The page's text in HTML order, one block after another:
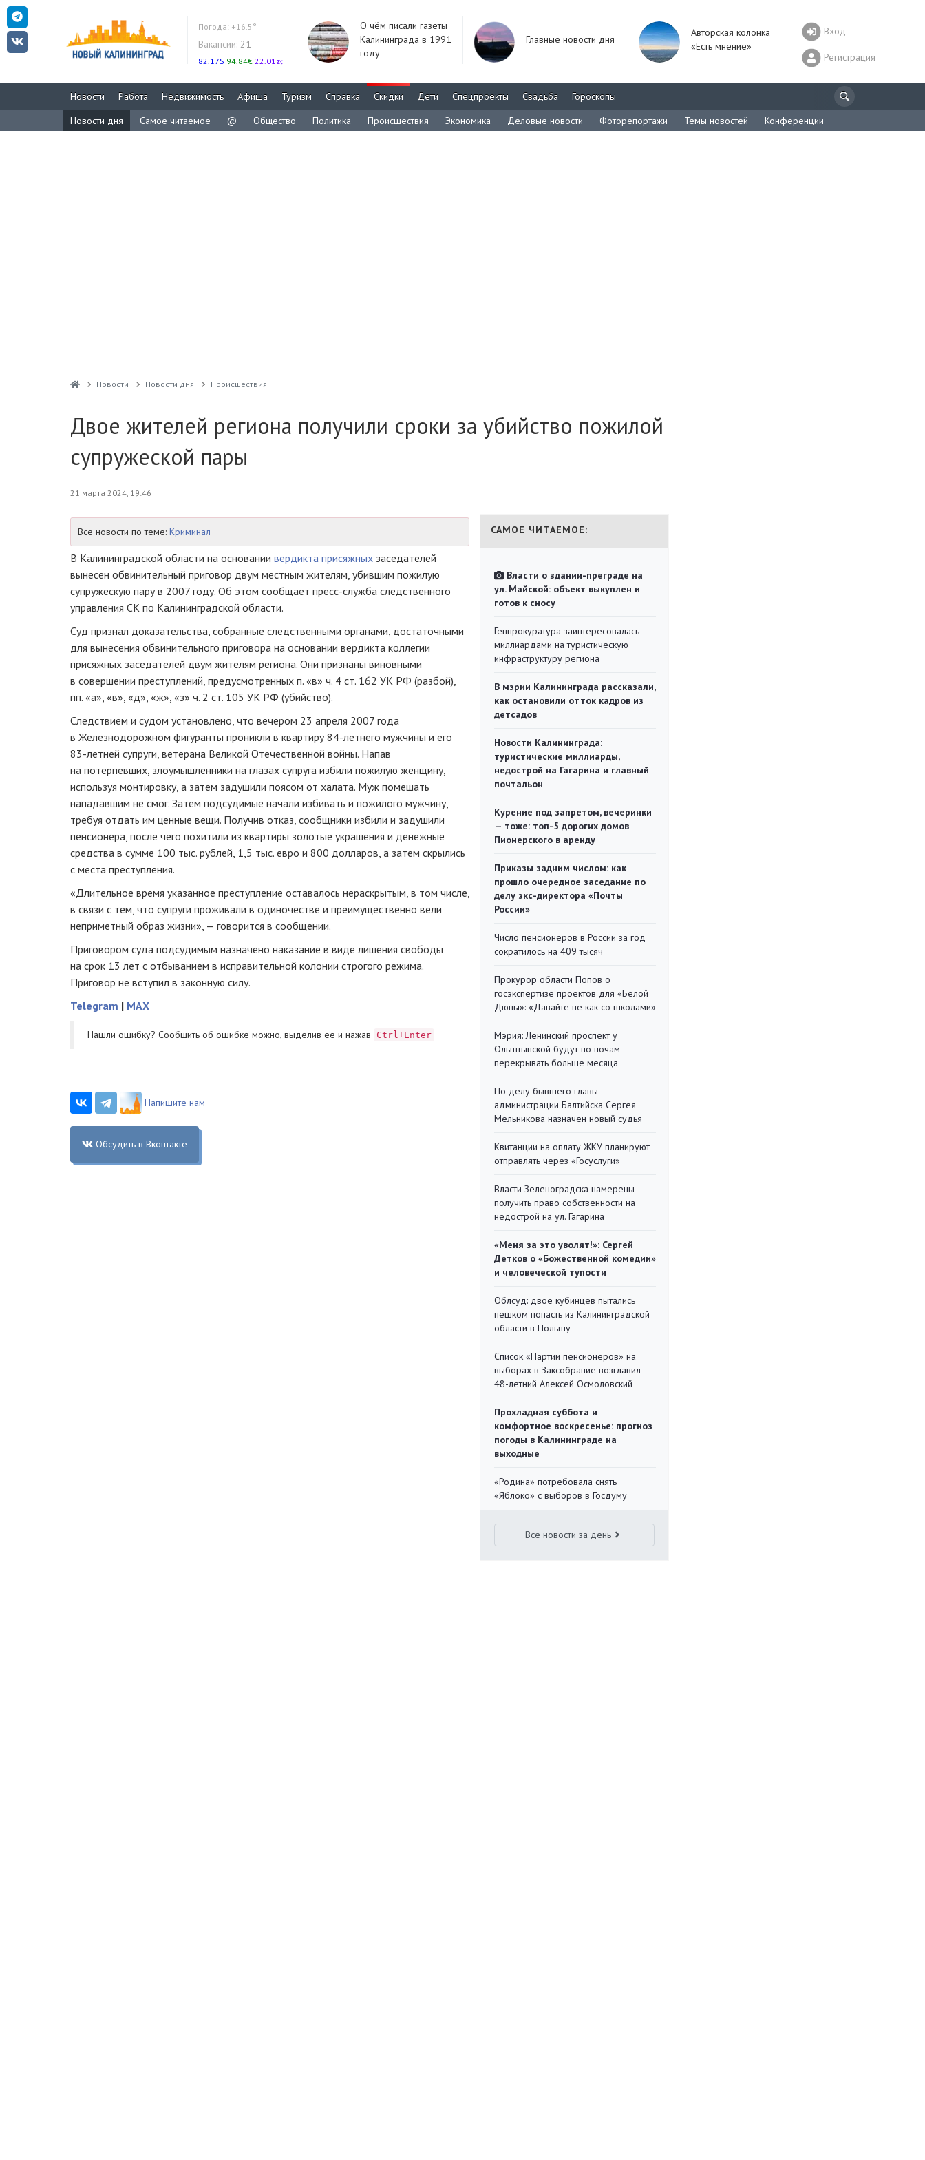
Погода: +16.5°
Вакансии: 21
82.17$ 94.84€ 22.01zł
О чём писали газеты
Калининграда в 1991
году
Главные новости дня
Авторская колонка
«Есть мнение»
Вход
Регистрация
Новости Работа Недвижимость Афиша Туризм Справка Скидки Дети Спецпроекты Свадьба
Гороскопы
Новости дня
Самое читаемое @ Общество Политика Происшествия Экономика Деловые новости Фоторепортажи Темы новостей Конференции
Новости Новости дня Проиcшествия
Двое жителей региона получили сроки за убийство пожилой
супружеской пары
21 марта 2024, 19:46
Все новости по теме: Криминал
В Калининградской области на основании вердикта присяжных заседателей
вынесен обвинительный приговор двум местным жителям, убившим пожилую
супружескую пару в 2007 году. Об этом сообщает пресс-служба следственного
управления СК по Калининградской области.
Суд признал доказательства, собранные следственными органами, достаточными
для вынесения обвинительного приговора на основании вердикта коллегии
присяжных заседателей двум жителям региона. Они признаны виновными
в совершении преступлений, предусмотренных п. «в» ч. 4 ст. 162 УК РФ (разбой),
пп. «а», «в», «д», «ж», «з» ч. 2 ст. 105 УК РФ (убийство).
Следствием и судом установлено, что вечером 23 апреля 2007 года
в Железнодорожном фигуранты проникли в квартиру 84-летнего мужчины и его
83-летней супруги, ветерана Великой Отечественной войны. Напав
на потерпевших, злоумышленники на глазах супруга избили пожилую женщину,
используя монтировку, а затем задушили поясом от халата. Муж помешать
нападавшим не смог. Затем подсудимые начали избивать и пожилого мужчину,
требуя отдать им ценные вещи. Получив отказ, сообщники избили и задушили
пенсионера, после чего похитили из квартиры золотые украшения и денежные
средства в сумме 100 тыс. рублей, 1,5 тыс. евро и 800 долларов, а затем скрылись
с места преступления.
«Длительное время указанное преступление оставалось нераскрытым, в том числе,
в связи с тем, что супруги проживали в одиночестве и преимущественно вели
неприметный образ жизни», — говорится в сообщении.
Приговором суда подсудимым назначено наказание в виде лишения свободы
на срок 13 лет с отбыванием в исправительной колонии строгого режима.
Приговор не вступил в законную силу.
Telegram | MAX
Нашли ошибку? Cообщить об ошибке можно, выделив ее и нажав Ctrl+Enter
Напишите нам
Обсудить в Вконтакте
САМОЕ ЧИТАЕМОЕ:
Власти о здании-преграде на
ул. Майской: объект выкуплен и
готов к сносу
Генпрокуратура заинтересовалась
миллиардами на туристическую
инфраструктуру региона
В мэрии Калининграда рассказали,
как остановили отток кадров из
детсадов
Новости Калининграда:
туристические миллиарды,
недострой на Гагарина и главный
почтальон
Курение под запретом, вечеринки
— тоже: топ-5 дорогих домов
Пионерского в аренду
Приказы задним числом: как
прошло очередное заседание по
делу экс-директора «Почты
России»
Число пенсионеров в России за год
сократилось на 409 тысяч
Прокурор области Попов о
госэкспертизе проектов для «Белой
Дюны»: «Давайте не как со школами»
Мэрия: Ленинский проспект у
Ольштынской будут по ночам
перекрывать больше месяца
По делу бывшего главы
администрации Балтийска Сергея
Мельникова назначен новый судья
Квитанции на оплату ЖКУ планируют
отправлять через «Госуслуги»
Власти Зеленоградска намерены
получить право собственности на
недострой на ул. Гагарина
«Меня за это уволят!»: Сергей
Детков о «Божественной комедии»
и человеческой тупости
Облсуд: двое кубинцев пытались
пешком попасть из Калининградской
области в Польшу
Список «Партии пенсионеров» на
выборах в Заксобрание возглавил
48-летний Алексей Осмоловский
Прохладная суббота и
комфортное воскресенье: прогноз
погоды в Калининграде на
выходные
«Родина» потребовала снять
«Яблоко» с выборов в Госдуму
Все новости за день